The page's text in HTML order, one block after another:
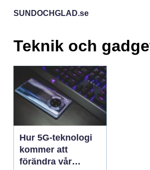
SUNDOCHGLAD.se
Teknik och
Hur 5G-teknologi
kommer att
förändra vår